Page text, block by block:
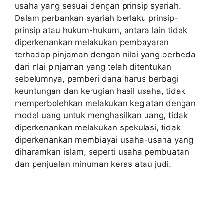
usaha yang sesuai dengan prinsip syariah.
Dalam perbankan syariah berlaku prinsip-
prinsip atau hukum-hukum, antara lain tidak
diperkenankan melakukan pembayaran
terhadap pinjaman dengan nilai yang berbeda
dari nlai pinjaman yang telah ditentukan
sebelumnya, pemberi dana harus berbagi
keuntungan dan kerugian hasil usaha, tidak
memperbolehkan melakukan kegiatan dengan
modal uang untuk menghasilkan uang, tidak
diperkenankan melakukan spekulasi, tidak
diperkenankan membiayai usaha-usaha yang
diharamkan islam, seperti usaha pembuatan
dan penjualan minuman keras atau judi.